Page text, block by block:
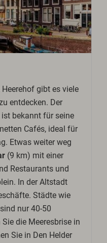
Heerehof gibt es viele
entdecken. Der
bekannt für seine
Cafés, ideal für
Etwas weiter weg
(9 km) mit einer
Restaurants und
In der Altstadt
Städte wie
sind nur 40-50
die Meeresbrise in
Sie in Den Helder